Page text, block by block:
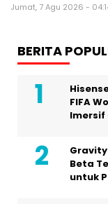
Jumat, 7 Agu 2026 -
BERITA
FIFA
Imersif
Gravity
Beta
untuk